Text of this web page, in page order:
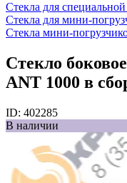
Стекла для
Стекла для мини-
Стекла мини-
Стекло
ANT 1000 в
ID: 402285
В наличии